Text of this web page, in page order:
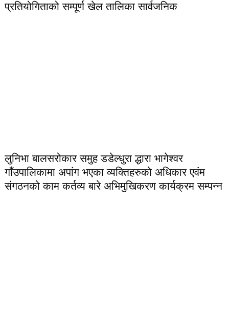
प्रतियोगिताको सम्पूर्ण खेल तालिका सार्वजनिक
लुनिभा बालसरोकार समुह डडेल्धुरा द्धारा भागेश्वर
गाँउपालिकामा अपांग भएका व्यक्तिहरुको अधिकार एवंम
संगठनको काम कर्तव्य बारे अभिमुखिकरण कार्यक्रम सम्पन्न